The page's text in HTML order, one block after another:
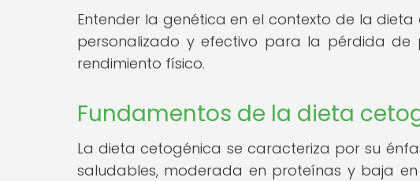
Entender la genética en el contexto de la
personalizado y efectivo para la pérdida
rendimiento físico.
Fundamentos de la dieta
La dieta cetogénica se caracteriza por su
saludables, moderada en proteínas y baja